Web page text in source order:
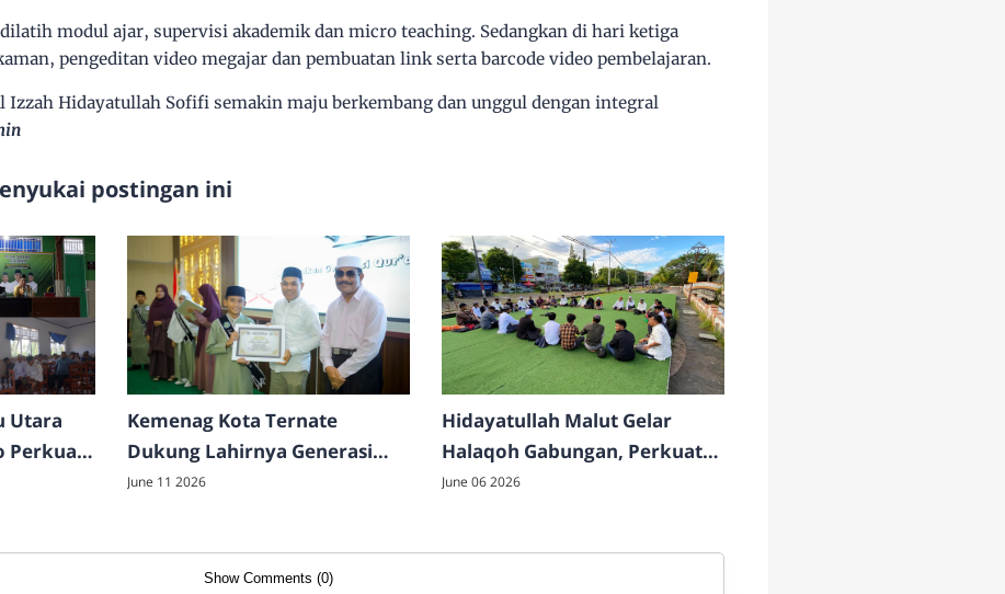
modul ajar, supervisi akademik dan micro teaching. Sedangkan di hari ketiga
pengeditan video megajar dan pembuatan link serta barcode video pembelajaran.
Izzah Hidayatullah Sofifi semakin maju berkembang dan unggul dengan integral
postingan ini
Utara
Perkuat
Kemenag Kota Ternate
Dukung Lahirnya Generasi
Qur'ani Melalui Ujian
June 11 2026
Hidayatullah Malut Gelar
Halaqoh Gabungan, Perkuat
Dakwah dan Pembinaan
June 06 2026
Show Comments (0)